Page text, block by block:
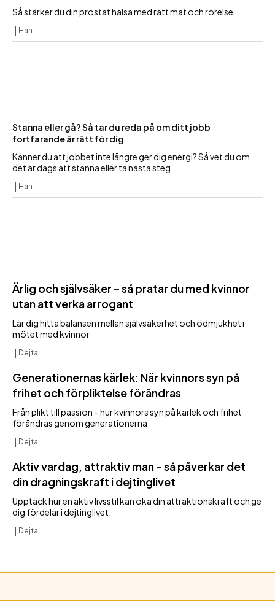
Så stärker du din prostat hälsa med rätt mat och rörelse
Han
Stanna eller gå? Så tar du reda på om ditt jobb
fortfarande är rätt för dig
Känner du att jobbet inte längre ger dig energi? Så vet du om
det är dags att stanna eller ta nästa steg.
Han
Ärlig och självsäker – så pratar du med kvinnor
utan att verka arrogant
Lär dig hitta balansen mellan självsäkerhet och ödmjukhet i
mötet med kvinnor
Dejta
Generationernas kärlek: När kvinnors syn på
frihet och förpliktelse förändras
Från plikt till passion – hur kvinnors syn på kärlek och frihet
förändras genom generationerna
Dejta
Aktiv vardag, attraktiv man – så påverkar det
din dragningskraft i dejtinglivet
Upptäck hur en aktiv livsstil kan öka din attraktionskraft och ge
dig fördelar i dejtinglivet.
Dejta